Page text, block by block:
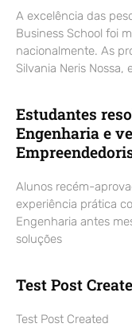
A excelência das
Business School foi
nacionalmente. As
Silvania Neris Nossa,
Estudantes
Engenharia e
Alunos recém-
experiência prática
Engenharia antes
soluções
Test Post
Test Post Created